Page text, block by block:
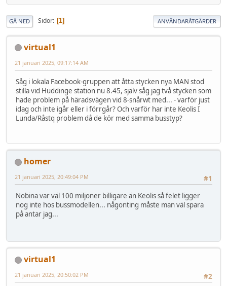
GÅ NED Sidor 1 ANVÄNDARÅTGÄRDER
virtual1
21 januari 2025, 09:17:14 AM
Såg i lokala Facebook-gruppen att åtta stycken nya MAN stod
stilla vid Huddinge station nu 8.45, själv såg jag två stycken som
hade problem på häradsvägen vid 8-snårwt med... - varför just
idag och inte igår eller i förrgår? Och varför har inte Keolis I
Lunda/Råstq problem då de kör med samma busstyp?
homer
#1
21 januari 2025, 20:49:04 PM
Nobina var väl 100 miljoner billigare än Keolis så felet ligger
nog inte hos bussmodellen... någonting måste man väl spara
på antar jag...
virtual1
#2
21 januari 2025, 20:50:02 PM